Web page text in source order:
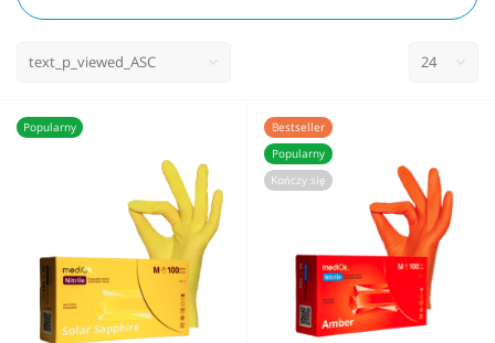
Popularny
Bestseller
Popularny
Kończy się